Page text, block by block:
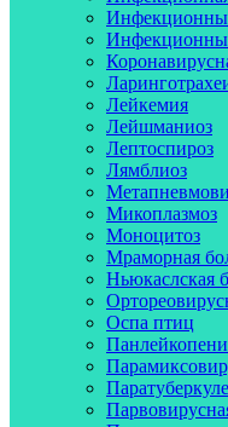
Лейкемия
Лейшманиоз
Лептоспироз
Лямблиоз
Микоплазмоз
Моноцитоз
Мраморная
Ньюкаслская
Оспа птиц